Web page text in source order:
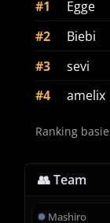
#1 Egge
#2
Biebi
#3
sevi
#4
amelix
Ranking
👥 Team
Mashiro